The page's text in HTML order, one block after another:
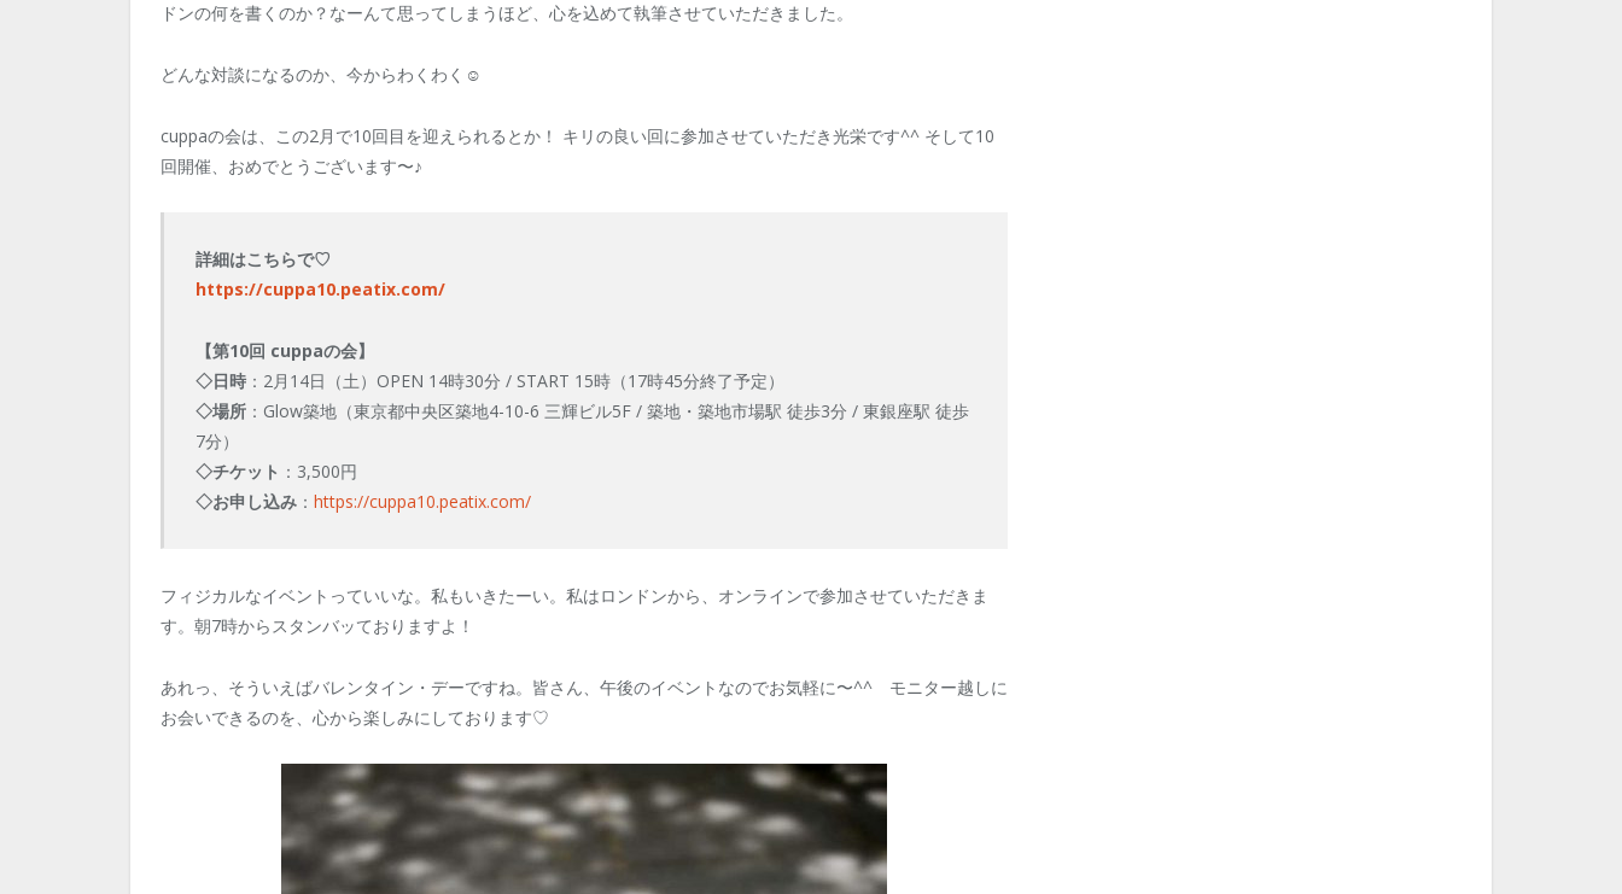
ドンの何を書くのか？なーんて思ってしまうほど、心を込めて執筆させていただきました。
どんな対談になるのか、今からわくわく☺️
cuppaの会は、この2月で10回目を迎えられるとか！ キリの良い回に参加させていただき光栄です^^ そして10
回開催、おめでとうございます〜♪
詳細はこちらで♡
https://cuppa10.peatix.com/
【第10回 cuppaの会】
◇日時：2月14日（土）OPEN 14時30分 / START 15時（17時45分終了予定）
◇場所：Glow築地（東京都中央区築地4-10-6 三輝ビル5F / 築地・築地市場駅 徒歩3分 / 東銀座駅 徒歩
7分）
◇チケット ：3,500円
◇お申し込み： https://cuppa10.peatix.com/
フィジカルなイベントっていいな。私もいきたーい。私はロンドンから、オンラインで参加させていただきま
す。朝7時からスタンバッておりますよ！
あれっ、そういえばバレンタイン・デーですね。皆さん、午後のイベントなのでお気軽に〜^^ モニター越しに
お会いできるのを、心から楽しみにしております♡